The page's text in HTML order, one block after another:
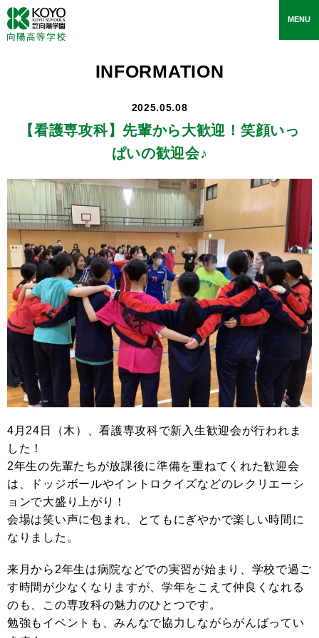
toggle
MENU
INFORMATION
2025.05.08
【看護専攻科】 先輩から大歓迎！笑顔いっ
ぱいの歓迎会♪
4月24日（木）、看護専攻科で新入生歓迎会が行われま
した！
2年生の先輩たちが放課後に準備を重ねてくれた歓迎会
は、ドッジボールやイントロクイズなどのレクリエーシ
ョンで大盛り上がり！
会場は笑い声に包まれ、とてもにぎやかで楽しい時間に
なりました。
来月から2年生は病院などでの実習が始まり、学校で過ご
す時間が少なくなりますが、学年をこえて仲良くなれる
のも、この専攻科の魅力のひとつです。
勉強もイベントも、みんなで協力しながらがんばってい